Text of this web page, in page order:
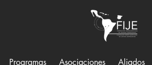
Programas Asociaciones Aliados